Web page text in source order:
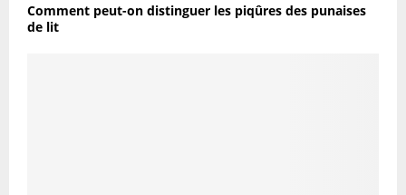
Comment peut-on distinguer les piqûres des punaises
de lit